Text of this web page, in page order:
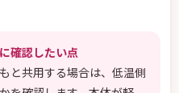
確認したい点
と共用する場合は、低温側